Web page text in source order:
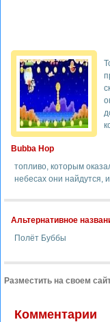
Bubba Hop
топливо, которым
небесах они найдутся,
Альтернативное
Полёт Буббы
Разместить на своем
Комментарии